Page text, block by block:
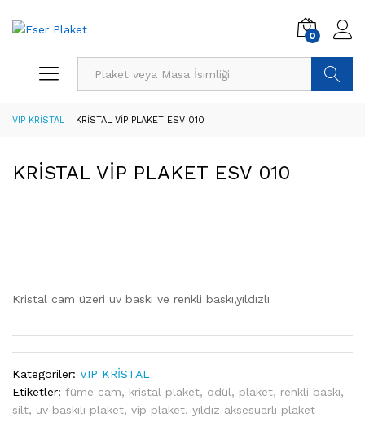
0
VIP KRİSTAL KRİSTAL VİP PLAKET ESV 010
KRİSTAL VİP PLAKET ESV 010
Kristal cam üzeri uv baskı ve renkli baskı,yıldızlı
Kategoriler: VIP KRİSTAL
Etiketler: füme cam, kristal plaket, ödül, plaket, renkli baskı,
silt, uv baskılı plaket, vip plaket, yıldız aksesuarlı plaket